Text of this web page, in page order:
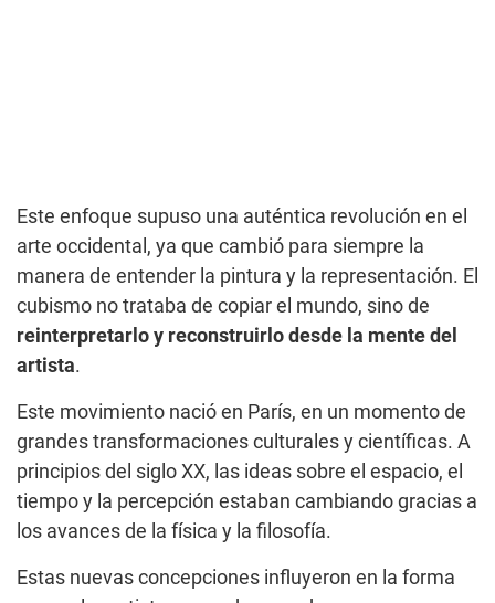
Este enfoque supuso una auténtica revolución en el
arte occidental, ya que cambió para siempre la
manera de entender la pintura y la representación. El
cubismo no trataba de copiar el mundo, sino de
reinterpretarlo y reconstruirlo desde la mente del
artista.
Este movimiento nació en París, en un momento de
grandes transformaciones culturales y científicas. A
principios del siglo XX, las ideas sobre el espacio, el
tiempo y la percepción estaban cambiando gracias a
los avances de la física y la filosofía.
Estas nuevas concepciones influyeron en la forma